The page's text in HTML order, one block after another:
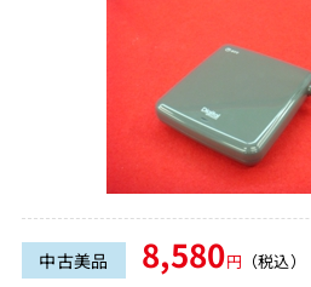
中古美品 8,580円 （税込）